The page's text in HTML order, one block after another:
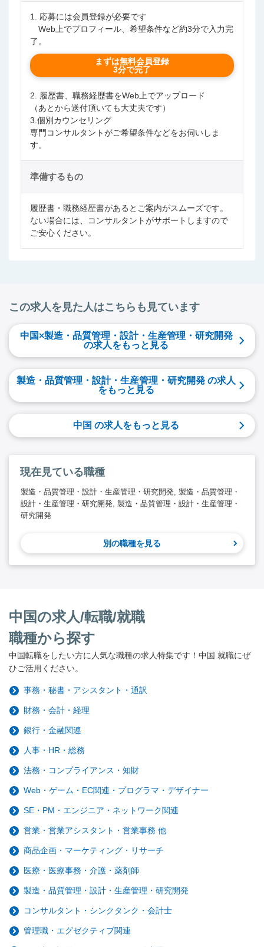
1. 応募には会員登録が必要です
Web上でプロフィール、希望条件など約3分で入力完
了。
まずは無料会員登録
3分で完了
2. 履歴書、職務経歴書をWeb上でアップロード
（あとから送付頂いても大丈夫です）
3.個別カウンセリング
専門コンサルタントがご希望条件などをお伺いしま
す。
準備するもの
履歴書・職務経歴書があるとご案内がスムーズです。
ない場合には、コンサルタントがサポートしますので
ご安心ください。
この求人を見た人はこちらも見ています
中国×製造・品質管理・設計・生産管理・研究開発
の求人をもっと見る
製造・品質管理・設計・生産管理・研究開発 の求人
をもっと見る
中国 の求人をもっと見る
現在見ている職種
製造・品質管理・設計・生産管理・研究開発, 製造・品質管理・
設計・生産管理・研究開発, 製造・品質管理・設計・生産管理・
研究開発
別の職種を見る
中国の求人/転職/就職
職種から探す
中国転職をしたい方に人気な職種の求人特集です！中国 就職にぜ
ひご活用ください。
事務・秘書・アシスタント・通訳
財務・会計・経理
銀行・金融関連
人事・HR・総務
法務・コンプライアンス・知財
Web・ゲーム・EC関連・プログラマ・デザイナー
SE・PM・エンジニア・ネットワーク関連
営業・営業アシスタント・営業事務 他
商品企画・マーケティング・リサーチ
医療・医療事務・介護・薬剤師
製造・品質管理・設計・生産管理・研究開発
コンサルタント・シンクタンク・会計士
管理職・エグゼクティブ関連